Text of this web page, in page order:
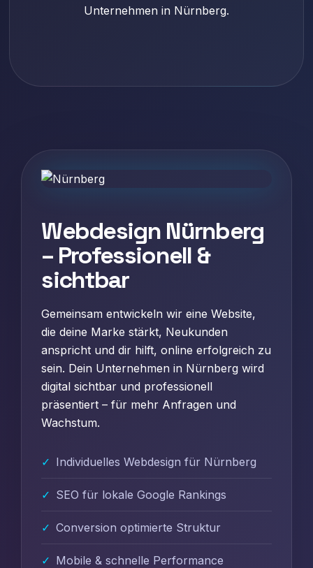
Unternehmen in Nürnberg.
Webdesign Nürnberg
– Professionell &
sichtbar
Gemeinsam entwickeln wir eine Website,
die deine Marke stärkt, Neukunden
anspricht und dir hilft, online erfolgreich zu
sein. Dein Unternehmen in Nürnberg wird
digital sichtbar und professionell
präsentiert – für mehr Anfragen und
Wachstum.
Individuelles Webdesign für Nürnberg
SEO für lokale Google Rankings
Conversion optimierte Struktur
Mobile & schnelle Performance